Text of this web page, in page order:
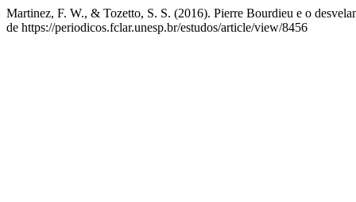
Martinez, F. W., & Tozetto, S. S. (2016). Pierre Bourdieu e o
de https://periodicos.fclar.unesp.br/estudos/article/view/8456